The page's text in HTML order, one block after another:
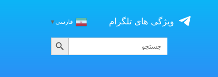
content
ویژگی های تلگرام فارسی▼
جستجو
برای:
جستجو